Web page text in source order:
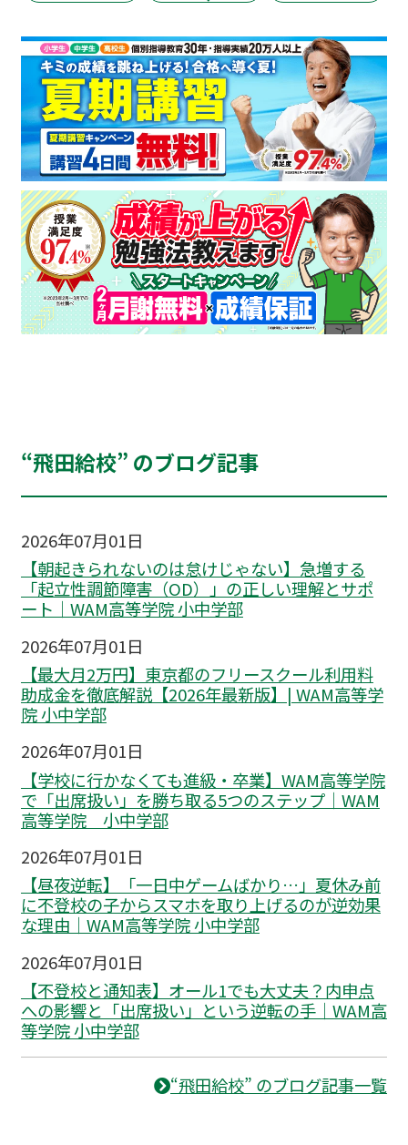
“飛田給校” のブログ記事
2026年07月01日
【朝起きられないのは怠けじゃない】急増する
「起立性調節障害（OD）」の正しい理解とサポ
ート｜WAM高等学院 小中学部
2026年07月01日
【最大月2万円】東京都のフリースクール利用料
助成金を徹底解説【2026年最新版】| WAM高等学
院 小中学部
2026年07月01日
【学校に行かなくても進級・卒業】WAM高等学院
で「出席扱い」を勝ち取る5つのステップ｜WAM
高等学院 小中学部
2026年07月01日
【昼夜逆転】「一日中ゲームばかり…」夏休み前
に不登校の子からスマホを取り上げるのが逆効果
な理由｜WAM高等学院 小中学部
2026年07月01日
【不登校と通知表】オール1でも大丈夫？内申点
への影響と「出席扱い」という逆転の手｜WAM高
等学院 小中学部
“飛田給校” のブログ記事一覧